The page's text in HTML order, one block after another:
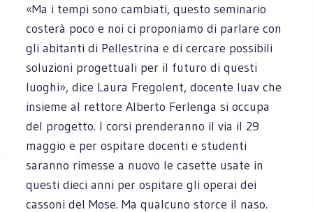
«Ma i tempi sono cambiati, questo seminario
costerà poco e noi ci proponiamo di parlare con
gli abitanti di Pellestrina e di cercare possibili
soluzioni progettuali per il futuro di questi
luoghi», dice Laura Fregolent, docente Iuav che
insieme al rettore Alberto Ferlenga si occupa
del progetto. I corsi prenderanno il via il 29
maggio e per ospitare docenti e studenti
saranno rimesse a nuovo le casette usate in
questi dieci anni per ospitare gli operai dei
cassoni del Mose. Ma qualcuno storce il naso.